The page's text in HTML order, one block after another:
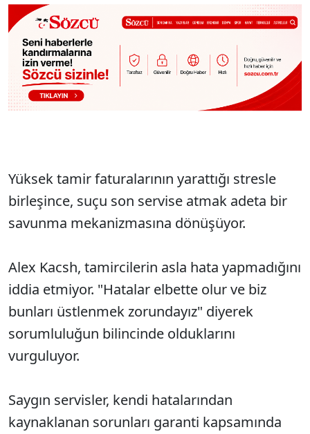
Yüksek tamir faturalarının yarattığı stresle
birleşince, suçu son servise atmak adeta bir
savunma mekanizmasına dönüşüyor.
Alex Kacsh, tamircilerin asla hata yapmadığını
iddia etmiyor. "Hatalar elbette olur ve biz
bunları üstlenmek zorundayız" diyerek
sorumluluğun bilincinde olduklarını
vurguluyor.
Saygın servisler, kendi hatalarından
kaynaklanan sorunları garanti kapsamında